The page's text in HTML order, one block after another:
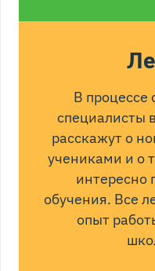
В процессе
специалисты
расскажут о
учениками и о
интересно
обучения. Все
опыт